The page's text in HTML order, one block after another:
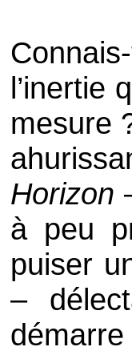
l’inertie
mesure
Horizon
à peu
puiser
–